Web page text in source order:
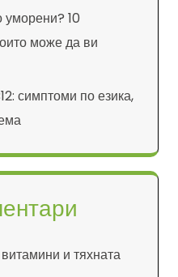
10
може да ви
симптоми по езика,
и тяхната